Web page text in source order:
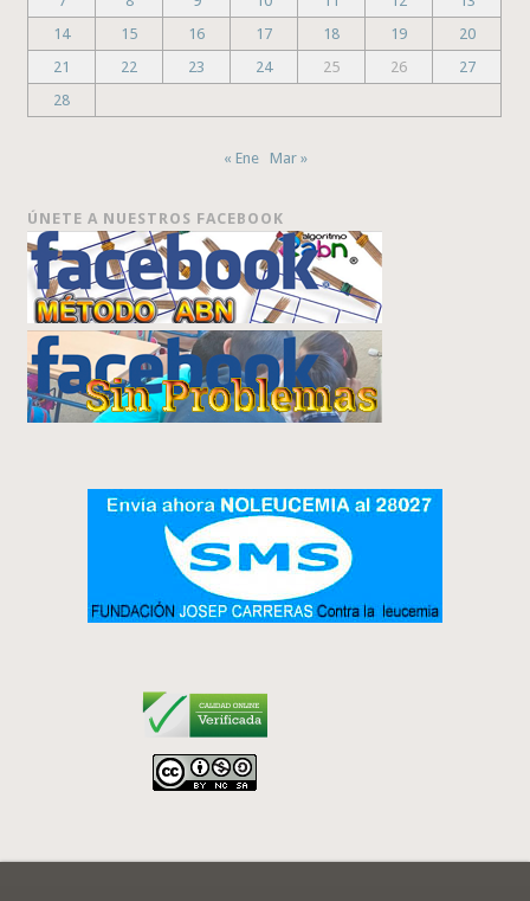
14
15 16 17 18 19
20
21
22 23 24 25 26
27
28
« Ene Mar »
ÚNETE A NUESTROS FACEBOOK